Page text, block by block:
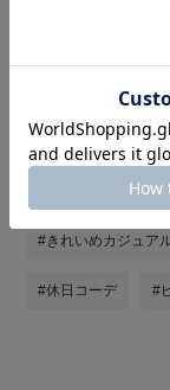
#春夏コ
#カーディガン
#レイヤードスタイ
#きれいめカジュア
#休日コーデ #